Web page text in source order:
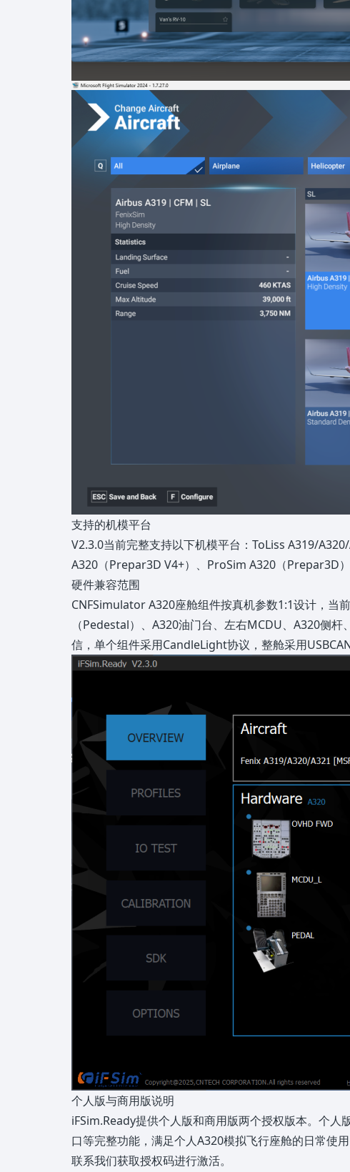
支持的机模平台
V2.3.0当前完整支持以下机模平台：ToLiss A319/
A320（Prepar3D V4+）、ProSim A320（Prepar3D
硬件兼容范围
CNFSimulator A320座舱组件按真机参数1:1设计，当
（Pedestal）、A320油门台、左右MCDU、A320侧
信，单个组件采用CandleLight协议，整舱采用
个人版与商用版说明
iFSim.Ready提供个人版和商用版两个授权版本。个
口等完整功能，满足个人A320模拟飞行座舱的日常使
联系我们获取授权码进行激活。